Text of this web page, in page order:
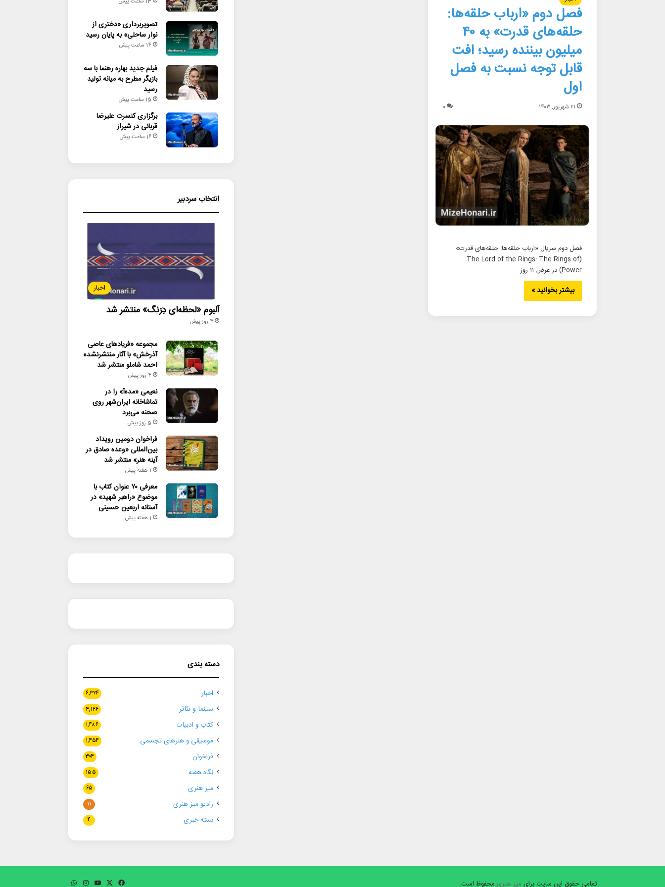
فصل دوم «ارباب حلقه‌ها:
حلقه‌های قدرت» به ۴۰
میلیون بیننده رسید؛ افت
قابل توجه نسبت به فصل
اول
۲۱ شهریور, ۱۴۰۳ ۰
فصل دوم سریال «ارباب حلقه‌ها: حلقه‌های قدرت»
(The Lord of the Rings: The Rings of
Power) در عرض ۱۱ روز…
بیشتر بخوانید »
تصویربرداری «دختری از
نوار ساحلی» به پایان رسید
14 ساعت پیش
فیلم جدید بهاره رهنما با سه
بازیگر مطرح به میانه تولید
رسید
15 ساعت پیش
برگزاری کنسرت علیرضا
قربانی در شیراز
16 ساعت پیش
انتخاب سردبیر
اخبار
آلبوم «لحظه‌ای دِرَنگ» منتشر شد
4 روز پیش
مجموعه «فریادهای عاصی
آذرخش» با آثار منتشرنشده
احمد شاملو منتشر شد
4 روز پیش
نعیمی «مده‌آ» را در
تماشاخانه ایران‌شهر روی
صحنه می‌برد
5 روز پیش
فراخوان دومین رویداد
بین‌المللی «وعده صادق در
آینه هنر» منتشر شد
1 هفته پیش
معرفی ۷۰ عنوان کتاب با
موضوع «راهبر شهید» در
آستانه اربعین حسینی
1 هفته پیش
دسته بندی
اخبار ۶,۳۲۴
سینما و تئاتر ۴,۱۲۶
کتاب و ادبیات ۱,۴۸۶
موسیقی و هنرهای تجسمی ۱,۴۵۴
فراخوان ۳۰۴
نگاه هفته ۱۵۵
میز هنری ۶۵
رادیو میز هنری ۱۱
بسته خبری ۴
تمامی حقوق این سایت برای میز هنری محفوظ است. فیسبوکایکس یوتیوباینستاگرام